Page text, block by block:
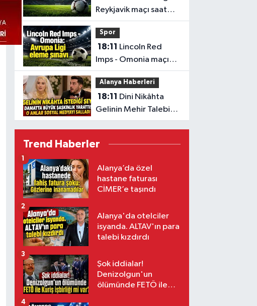
Reykjavik maçı saat
kaçta, hangi kanalda?
Spor
18:11
Imps - Omonia maçı
saat kaçta, hangi
kanalda?
Alanya Haberleri
18:11
Gelinin Mehir Talebi
yürekleri ağıza getirdi
Trend Haberler
Alanya’da özel
hastane faturası
CİMER’e taşındı
1
Alanya'da otelciler
isyanda. ALTAV'ın para
talebi kızdırdı
2
Şok iddialar!
Denizolgun'un
ölümünde FETÖ ile
3
4